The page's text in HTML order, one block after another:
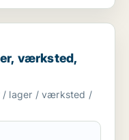
butik,
værksted,
til salg i
/ lager / værksted /